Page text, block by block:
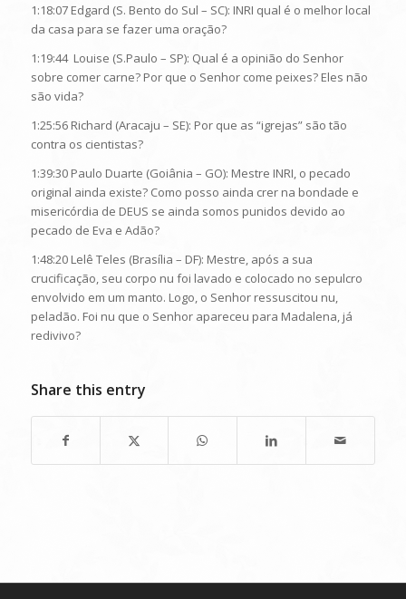
1:18:07 Edgard (S. Bento do Sul – SC): INRI qual é o melhor local
da casa para se fazer uma oração?
1:19:44 Louise (S.Paulo – SP): Qual é a opinião do Senhor
sobre comer carne? Por que o Senhor come peixes? Eles não
são vida?
1:25:56 Richard (Aracaju – SE): Por que as “igrejas” são tão
contra os cientistas?
1:39:30 Paulo Duarte (Goiânia – GO): Mestre INRI, o pecado
original ainda existe? Como posso ainda crer na bondade e
misericórdia de DEUS se ainda somos punidos devido ao
pecado de Eva e Adão?
1:48:20 Lelê Teles (Brasília – DF): Mestre, após a sua
crucificação, seu corpo nu foi lavado e colocado no sepulcro
envolvido em um manto. Logo, o Senhor ressuscitou nu,
peladão. Foi nu que o Senhor apareceu para Madalena, já
redivivo?
Share this entry